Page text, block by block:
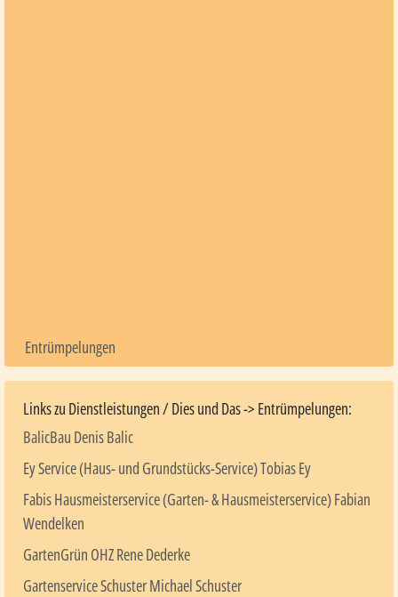
Entrümpelungen
Links zu Dienstleistungen / Dies und Das -> Entrümpelungen:
BalicBau Denis Balic
Ey Service (Haus- und Grundstücks-Service) Tobias Ey
Fabis Hausmeisterservice (Garten- & Hausmeisterservice) Fabian
Wendelken
GartenGrün OHZ Rene Dederke
Gartenservice Schuster Michael Schuster